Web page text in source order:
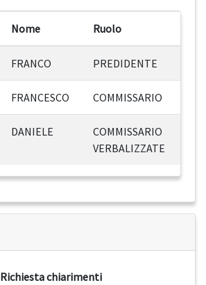
Nome Ruolo
FRANCO PREDIDENTE
FRANCESCO COMMISSARIO
DANIELE
COMMISSARIO
VERBALIZZATE
Richiesta chiarimenti